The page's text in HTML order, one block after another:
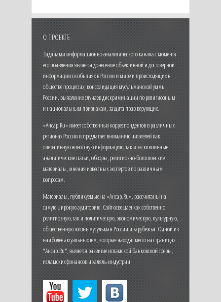
О ПРОЕКТЕ
Задачами информационно-аналитического канала с момента
его появления является донесение объективной и достоверной
информации о событиях в России и мире и происходящих в
обществе процессах, консолидация мусульманской уммы
России, выявление случаев дискриминации по религиозным
и национальным признакам, защита прав верующих.
«Ансар.Ru» имеет собственных корреспондентов в различных
регионах России и предлагает вниманию читателей как
оперативную новостную информацию, так и эксклюзивные
аналитические статьи, обзоры, религиозно-богословские
материалы, мнения известных экспертов по различным
вопросам.
Материалы, публикуемые на «Ансар.Ru», рассчитаны на
самую широкую аудиторию. Сайт освещает как собственно
религиозную, так и политическую, экономическую, культурную,
общественную жизнь мусульман России и зарубежья. Одной из
наиболее актуальных тем, которые находят место на страницах
"Ансар.Ru", является развитие исламской банковской сферы,
исламских финансов и халяль-индустрии.